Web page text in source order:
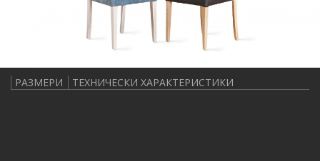
РАЗМЕРИ ТЕХНИЧЕСКИ ХАРАКТЕРИСТИКИ